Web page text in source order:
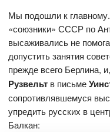
Мы подошли к
«союзники» СССР по
высаживались не
допустить занятия
прежде всего Берлина,
Рузвельт в письме
сопротивлявшемуся
упредить русских в
Балкан: